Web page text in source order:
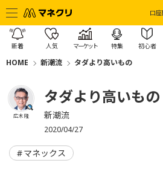
口
新着 人気 マーケット 特集 初心者
HOME 新潮流 タダより高いもの
広木 隆
タダより高いもの
新潮流
2020/04/27
マネックス